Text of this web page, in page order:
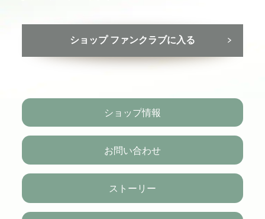
ショップ ファンクラブに入る
ショップ情報
お問い合わせ
ストーリー